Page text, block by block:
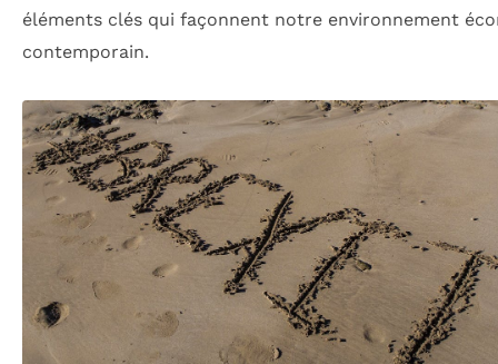
éléments clés qui façonnent notre environnement
contemporain.